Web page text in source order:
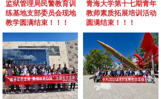
监狱管理局民警教育训
练基地支部委员会现地
教学圆满结束！！！
青海大学第十七期青年
教师素质拓展培训活动
圆满结束！！！